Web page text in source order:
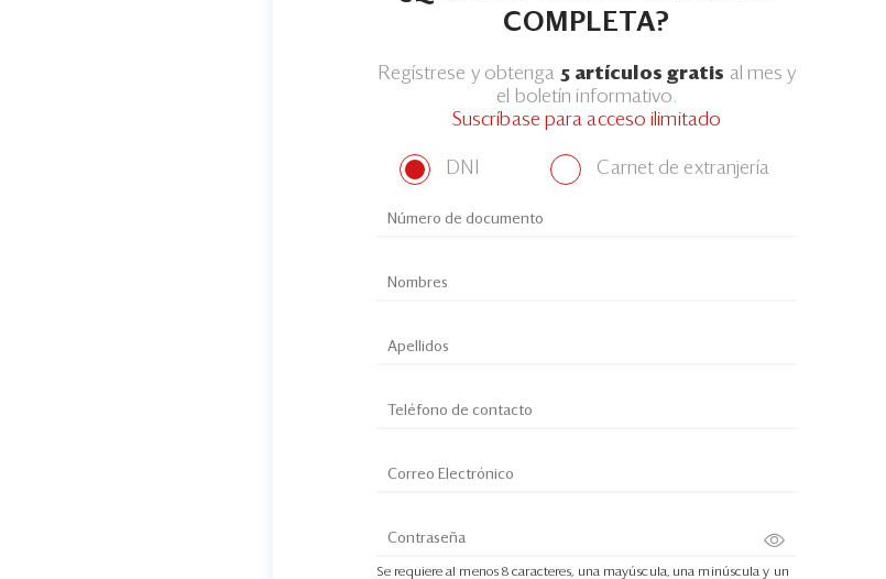
COMPLETA?
Regístrese y obtenga 5 artículos gratis al mes y
el boletín informativo.
Suscríbase para acceso ilimitado
DNI Carnet de extranjería
Se requiere al menos 8 caracteres, una mayúscula, una minúscula y un